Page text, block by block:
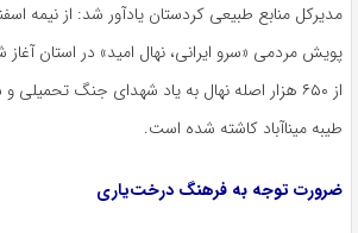
مدیرکل منابع طبیعی کردستان یادآور شد: از نیمه
پویش مردمی «سرو ایرانی، نهال امید» در استان
از ۶۵۰ هزار اصله نهال به یاد شهدای جنگ
طیبه میناآباد کاشته شده است.
ضرورت توجه به فرهنگ درخت‌یاری